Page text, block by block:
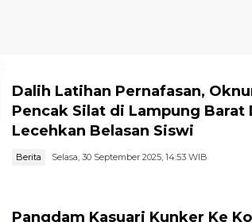
Dalih Latihan Pernafasan,
Pencak Silat di Lampung Barat
Lecehkan Belasan Siswi
Berita Selasa, 30 September 2025, 14:53 WIB
Pangdam Kasuari Kunker Ke